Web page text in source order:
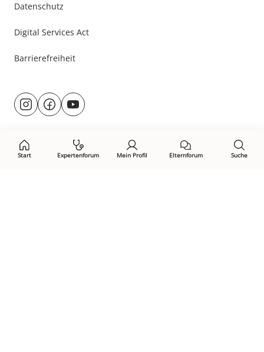
Start Expertenforum Mein Profil Elternforum Suche
Datenschutz
Digital Services Act
Barrierefreiheit
Besuche
uns@rund.ums.baby
facebook.com/rundumsbaby.de
youtube.com/@rundumsbaby_